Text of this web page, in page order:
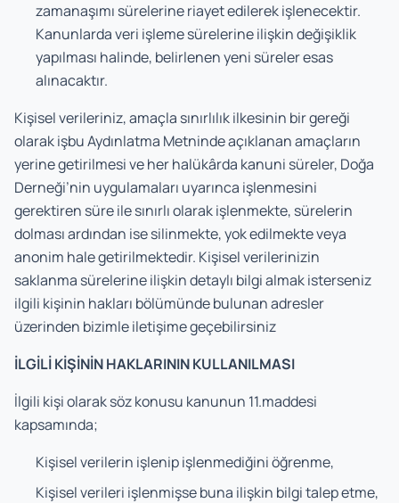
zamanaşımı sürelerine riayet edilerek işlenecektir.
Kanunlarda veri işleme sürelerine ilişkin değişiklik
yapılması halinde, belirlenen yeni süreler esas
alınacaktır.
Kişisel verileriniz, amaçla sınırlılık ilkesinin bir gereği
olarak işbu Aydınlatma Metninde açıklanan amaçların
yerine getirilmesi ve her halükârda kanuni süreler, Doğa
Derneği’nin uygulamaları uyarınca işlenmesini
gerektiren süre ile sınırlı olarak işlenmekte, sürelerin
dolması ardından ise silinmekte, yok edilmekte veya
anonim hale getirilmektedir. Kişisel verilerinizin
saklanma sürelerine ilişkin detaylı bilgi almak isterseniz
ilgili kişinin hakları bölümünde bulunan adresler
üzerinden bizimle iletişime geçebilirsiniz
İLGİLİ KİŞİNİN HAKLARININ KULLANILMASI
İlgili kişi olarak söz konusu kanunun 11.maddesi
kapsamında;
Kişisel verilerin işlenip işlenmediğini öğrenme,
Kişisel verileri işlenmişse buna ilişkin bilgi talep etme,